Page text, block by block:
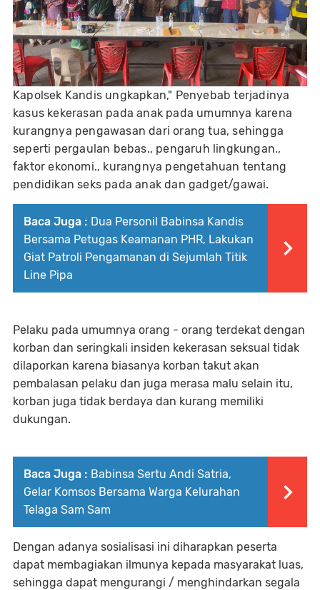
Kapolsek Kandis ungkapkan," Penyebab terjadinya
kasus kekerasan pada anak pada umumnya karena
kurangnya pengawasan dari orang tua, sehingga
seperti pergaulan bebas., pengaruh lingkungan.,
faktor ekonomi., kurangnya pengetahuan tentang
pendidikan seks pada anak dan gadget/gawai.
Baca Juga : Dua Personil Babinsa Kandis
Bersama Petugas Keamanan PHR, Lakukan
Giat Patroli Pengamanan di Sejumlah Titik
Line Pipa
Pelaku pada umumnya orang - orang terdekat dengan
korban dan seringkali insiden kekerasan seksual tidak
dilaporkan karena biasanya korban takut akan
pembalasan pelaku dan juga merasa malu selain itu,
korban juga tidak berdaya dan kurang memiliki
dukungan.
Baca Juga : Babinsa Sertu Andi Satria,
Gelar Komsos Bersama Warga Kelurahan
Telaga Sam Sam
Dengan adanya sosialisasi ini diharapkan peserta
dapat membagiakan ilmunya kepada masyarakat luas,
sehingga dapat mengurangi / menghindarkan segala